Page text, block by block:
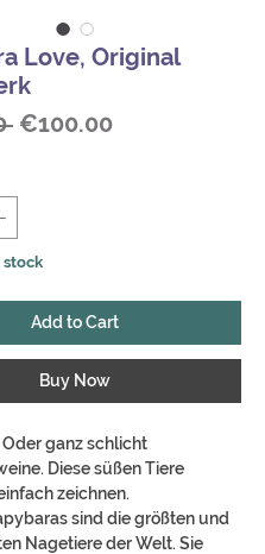
Love, Original
Regular
€100.00Sale
stock
Add to Cart
Buy Now
ganz schlicht
Diese süßen Tiere
zeichnen.
sind die größten und
Nagetiere der Welt. Sie